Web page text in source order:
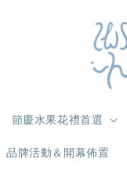
節慶水果花禮首選
品牌活動＆開幕佈置